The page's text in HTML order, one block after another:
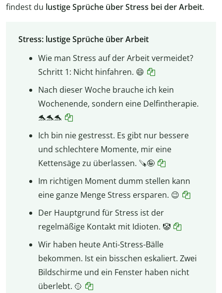
findest du lustige Sprüche über Stress bei der Arbeit.
Stress: lustige Sprüche über Arbeit
Wie man Stress auf der Arbeit vermeidet?
Schritt 1: Nicht hinfahren. 😄
Nach dieser Woche brauche ich kein
Wochenende, sondern eine Delfintherapie.
🐬🐬🐬
Ich bin nie gestresst. Es gibt nur bessere
und schlechtere Momente, mir eine
Kettensäge zu überlassen. 🪚🤪
Im richtigen Moment dumm stellen kann
eine ganze Menge Stress ersparen. 😉
Der Hauptgrund für Stress ist der
regelmäßige Kontakt mit Idioten. 🤡
Wir haben heute Anti-Stress-Bälle
bekommen. Ist ein bisschen eskaliert. Zwei
Bildschirme und ein Fenster haben nicht
überlebt. 🥎